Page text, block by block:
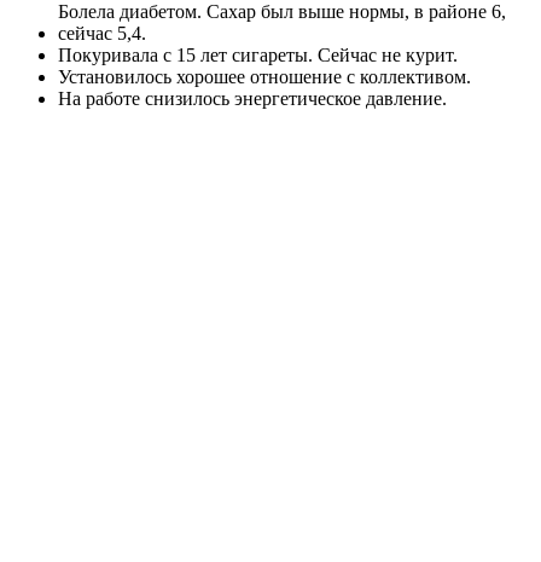
Болела диабетом. Сахар был выше нормы, в районе 6,
сейчас 5,4.
Покуривала с 15 лет сигареты. Сейчас не курит.
Установилось хорошее отношение с коллективом.
На работе снизилось энергетическое давление.